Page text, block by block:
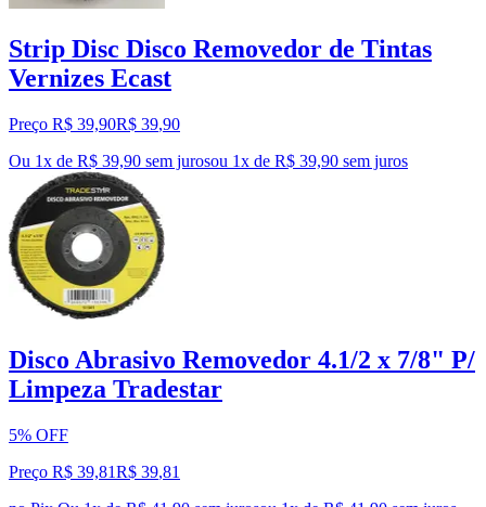
Strip Disc Disco Removedor de Tintas
Vernizes Ecast
Preço R$ 39,90R$ 39,90
Ou 1x de R$ 39,90 sem jurosou 1x de R$ 39,90 sem juros
Disco Abrasivo Removedor 4.1/2 x 7/8" P/
Limpeza Tradestar
5% OFF
Preço R$ 39,81R$ 39,81